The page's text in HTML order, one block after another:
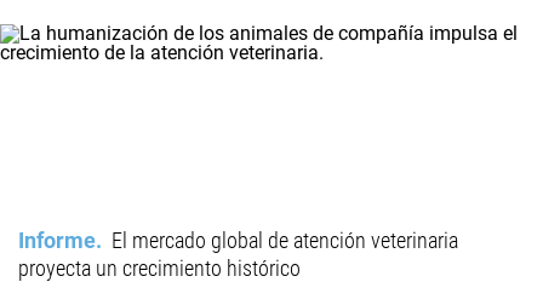
Informe
El mercado global de atención veterinaria
proyecta un crecimiento histórico